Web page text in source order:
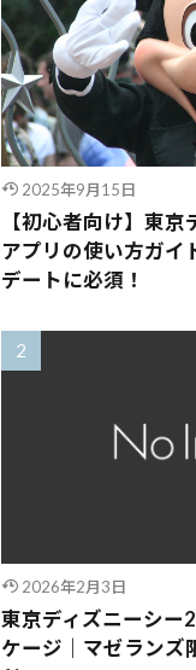
2025年9月15日
【初心者向け】東
アプリの使い方ガイ
デートに必須！
2026年2月3日
東京ディズニーシー
ケージ｜マゼランズ